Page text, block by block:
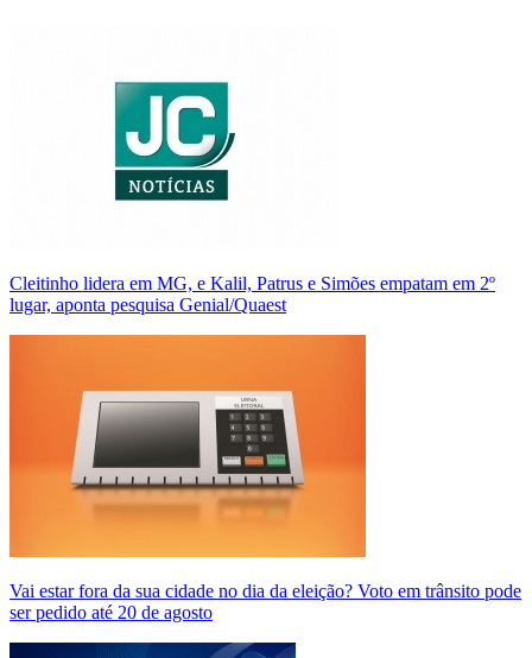
Cleitinho lidera em MG, e Kalil, Patrus e Simões empatam em 2º
lugar, aponta pesquisa Genial/Quaest
Vai estar fora da sua cidade no dia da eleição? Voto em trânsito pode
ser pedido até 20 de agosto